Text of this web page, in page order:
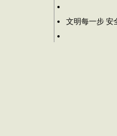
文明每一步 安